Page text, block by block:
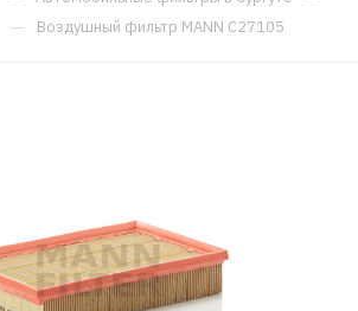
— Воздушный фильтр MANN C27105